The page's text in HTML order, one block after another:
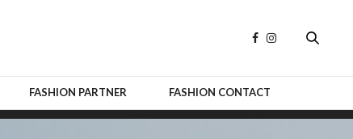
FASHION PARTNER FASHION CONTACT